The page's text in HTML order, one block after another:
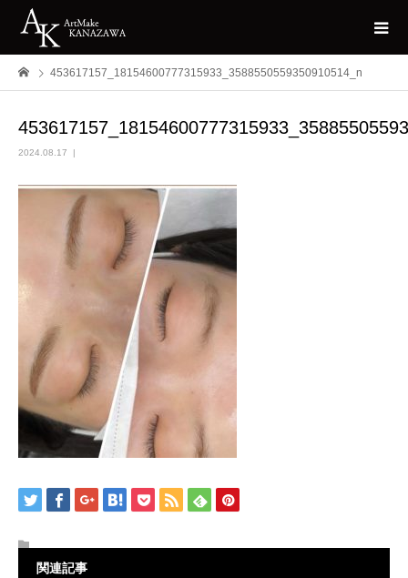
453617157_18154600777315933_3588550559350910514_n
2024.08.17
関連記事